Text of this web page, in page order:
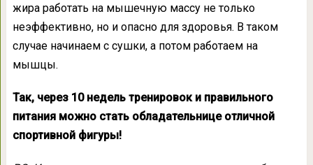
жира работать на мышечную массу не только
неэффективно, но и опасно для здоровья. В таком
случае начинаем с сушки, а потом работаем на
мышцы.
Так, через 10 недель тренировок и правильного
питания можно стать обладательнице отличной
спортивной фигуры!